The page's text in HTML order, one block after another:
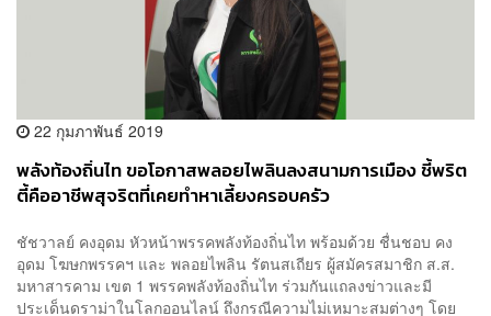
22 กุมภาพันธ์ 2019
พลังท้องถิ่นไท ขอโอกาสพลอยไพลินลงสนามการเมือง ชี้พริต
ตี้คืออาชีพสุจริตที่เคยทำหาเลี้ยงครอบครัว
ชัชวาลย์ คงอุดม หัวหน้าพรรคพลังท้องถิ่นไท พร้อมด้วย ชื่นชอบ คง
อุดม โฆษกพรรคฯ และ พลอยไพลิน รัตนสเถียร ผู้สมัครสมาชิก ส.ส.
มหาสารคาม เขต 1 พรรคพลังท้องถิ่นไท ร่วมกันแถลงข่าวและมี
ประเด็นดราม่าในโลกออนไลน์ ถึงกรณีความไม่เหมาะสมต่างๆ โดย